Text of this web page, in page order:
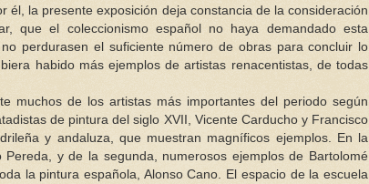
la presente exposición deja constancia de la consideración
que el coleccionismo español no haya demandado esta
perdurasen el suficiente número de obras para concluir lo
habido más ejemplos de artistas renacentistas, de todas
muchos de los artistas más importantes del periodo según
de pintura del siglo XVII, Vicente Carducho y Francisco
y andaluza, que muestran magníficos ejemplos. En la
y de la segunda, numerosos ejemplos de Bartolomé
la pintura española, Alonso Cano. El espacio de la escuela